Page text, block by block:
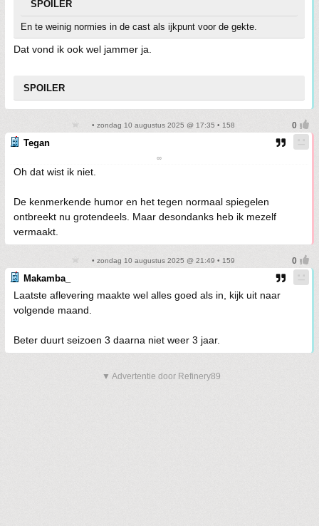
SPOILER
En te weinig normies in de cast als ijkpunt voor de gekte.
Dat vond ik ook wel jammer ja.
SPOILER
• zondag 10 augustus 2025 @ 17:35 • 158
Tegan
∞
Oh dat wist ik niet.
De kenmerkende humor en het tegen normaal spiegelen
ontbreekt nu grotendeels. Maar desondanks heb ik mezelf
vermaakt.
• zondag 10 augustus 2025 @ 21:49 • 159
Makamba_
Laatste aflevering maakte wel alles goed als in, kijk uit naar
volgende maand.
Beter duurt seizoen 3 daarna niet weer 3 jaar.
▼ Advertentie door Refinery89